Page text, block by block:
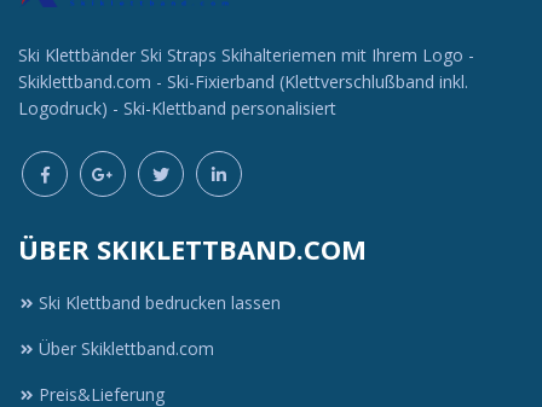
Ski Klettbänder Ski Straps Skihalteriemen mit Ihrem Logo -
Skiklettband.com - Ski-Fixierband (Klettverschlußband inkl.
Logodruck) - Ski-Klettband personalisiert
ÜBER SKIKLETTBAND.COM
Ski Klettband bedrucken lassen
Über Skiklettband.com
Preis&Lieferung